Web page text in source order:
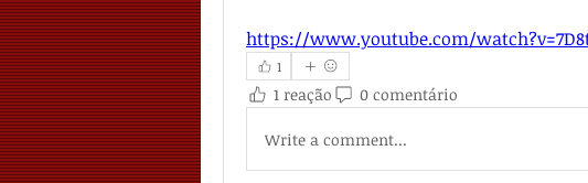
https://www.youtube.com/
1
1 reação 0 comentário
Write a comment...